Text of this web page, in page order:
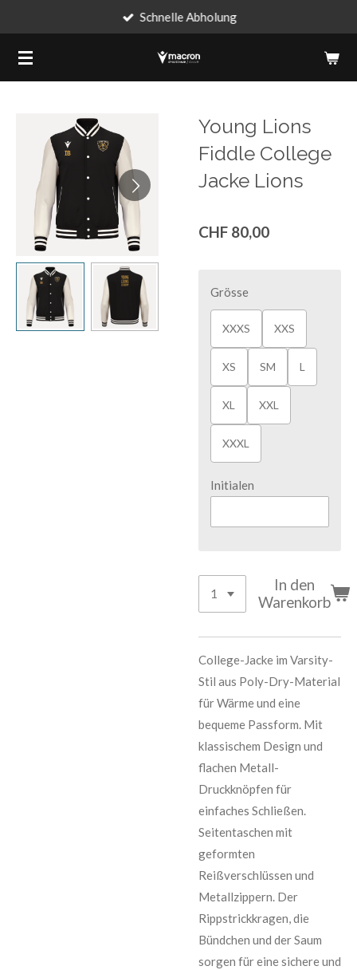
springen
Schnelle Abholung
Young Lions
Fiddle College
Jacke Lions
CHF 80,00
Grösse
XXXS XXS
XS SM L
XL XXL
XXXL
Initialen
In den
Warenkorb
College-Jacke im Varsity-
Stil aus Poly-Dry-Material
für Wärme und eine
bequeme Passform. Mit
klassischem Design und
flachen Metall-
Druckknöpfen für
einfaches Schließen.
Seitentaschen mit
geformten
Reißverschlüssen und
Metallzippern. Der
Rippstrickkragen, die
Bündchen und der Saum
sorgen für eine sichere und